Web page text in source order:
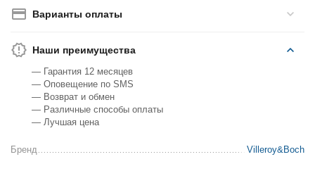
Варианты оплаты
Наши преимущества
— Гарантия 12 месяцев
— Оповещение по SMS
— Возврат и обмен
— Различные способы оплаты
— Лучшая цена
Бренд Villeroy&Boch